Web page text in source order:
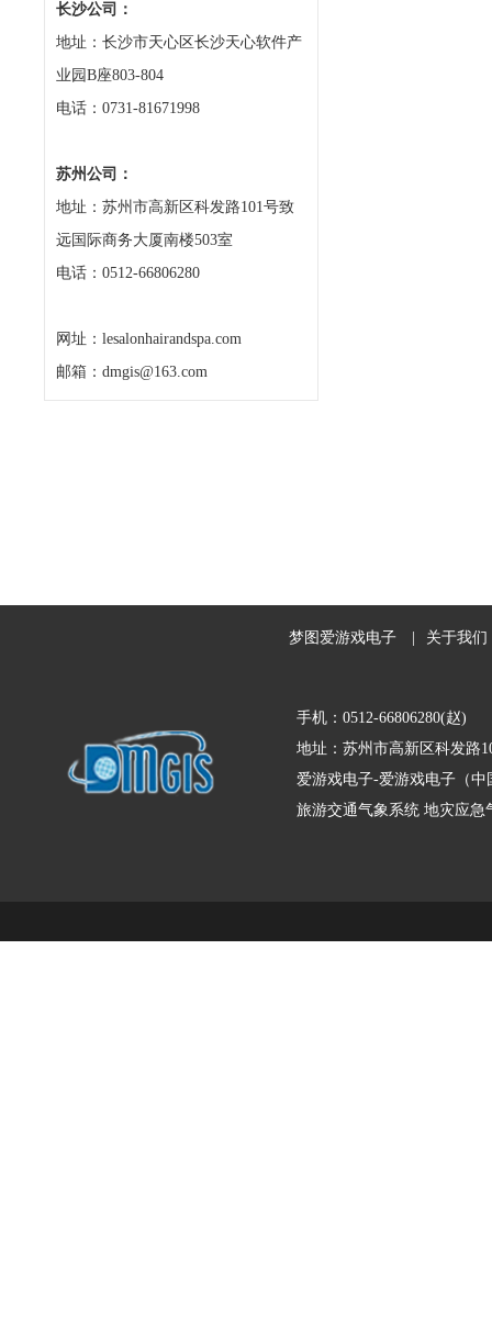
长沙公司：
地址：长沙市天心区长沙天心软件产
业园B座803-804
电话：0731-81671998
苏州公司：
地址：苏州市高新区科发路101号致
远国际商务大厦南楼503室
电话：0512-66806280
网址：lesalonhairandspa.com
邮箱：dmgis@163.com
梦图爱游戏电子 关于我们
手机：0512-66806280(赵)
地址：苏州市高新区科发路
爱游戏电子-爱游戏电子（
旅游交通气象系统 地灾应急